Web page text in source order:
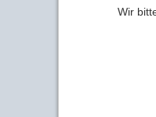
Wir